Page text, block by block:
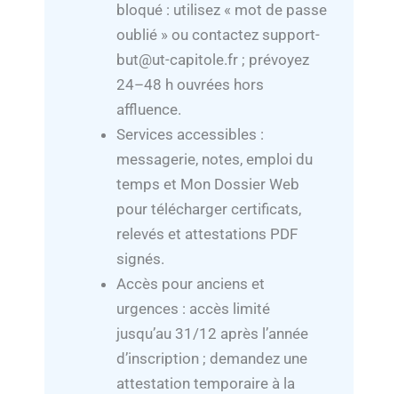
bloqué : utilisez « mot de passe
oublié » ou contactez support-
but@ut-capitole.fr ; prévoyez
24–48 h ouvrées hors
affluence.
Services accessibles :
messagerie, notes, emploi du
temps et Mon Dossier Web
pour télécharger certificats,
relevés et attestations PDF
signés.
Accès pour anciens et
urgences : accès limité
jusqu’au 31/12 après l’année
d’inscription ; demandez une
attestation temporaire à la